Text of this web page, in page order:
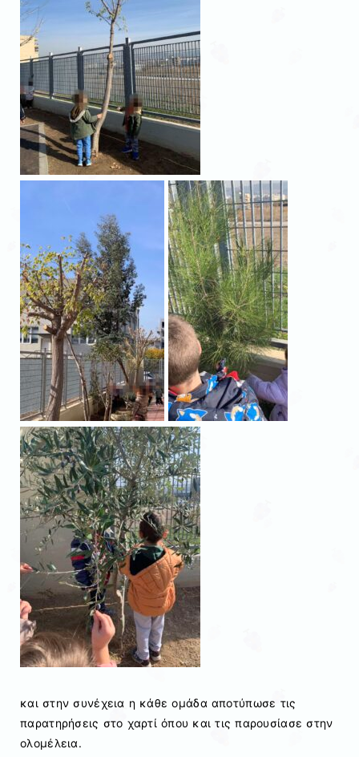
και στην συνέχεια η κάθε ομάδα αποτύπωσε τις
παρατηρήσεις στο χαρτί όπου και τις παρουσίασε στην
ολομέλεια.